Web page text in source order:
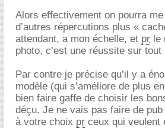
Alors effectivement on pourra
d’autres répercutions plus «
attendant, a mon échelle, et pr le
photo, c’est une réussite sur
Par contre je précise qu’il y a
modèle (qui s’améliore de plus
bien faire gaffe de choisir les
déçu. Je ne vais pas faire de
à votre choix pr ceux qui veulent